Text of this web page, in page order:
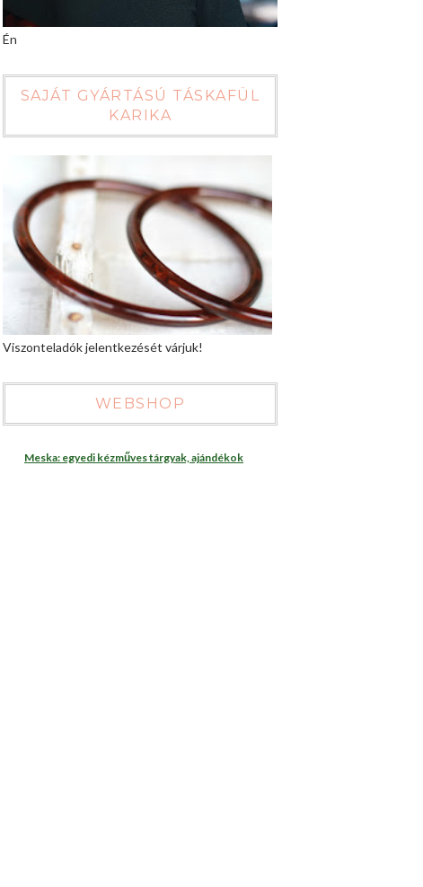
Én
SAJÁT GYÁRTÁSÚ TÁSKAFÜL
KARIKA
Viszonteladók jelentkezését várjuk!
WEBSHOP
Meska: egyedi kézműves tárgyak, ajándékok